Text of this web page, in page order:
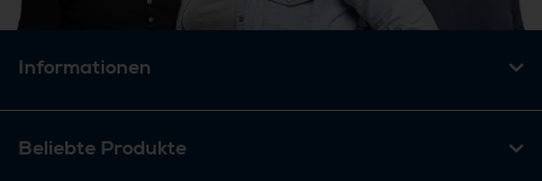
Informationen
Beliebte Produkte